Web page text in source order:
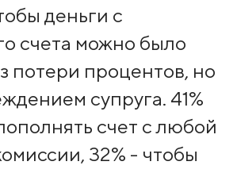
деньги с
счета можно было
потери процентов, но
супруга. 41%
счет с любой
32% - чтобы